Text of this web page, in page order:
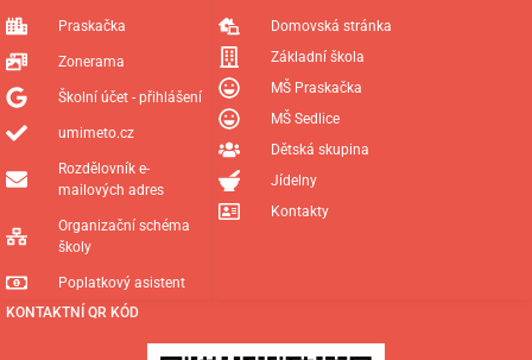
KONTAKTNÍ QR KÓD
Domovská stránka
Základní škola
MŠ Praskačka
MŠ Sedlice
Dětská skupina
Jídelny
Kontakty
Praskačka
Zonerama
Školní účet - přihlášení
umimeto.cz
Rozdělovník e-
mailových adres
Organizační schéma
školy
Poplatkový asistent